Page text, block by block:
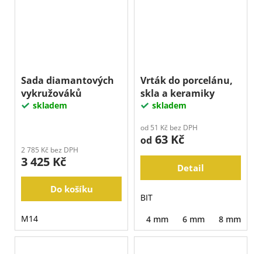
Sada diamantových
vykružováků
skladem
2 785 Kč bez DPH
3 425 Kč
Do košíku
M14
Vrták do porcelánu,
skla a keramiky
skladem
od 51 Kč bez DPH
od 63 Kč
Detail
BIT
4 mm
6 mm 8 mm